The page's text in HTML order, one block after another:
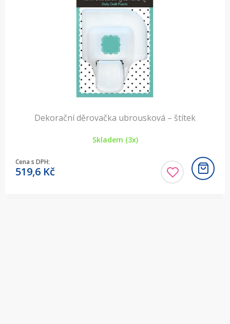
Dekorační děrovačka ubrousková – štítek
Skladem (3x)
Cena s DPH:
519,6 Kč